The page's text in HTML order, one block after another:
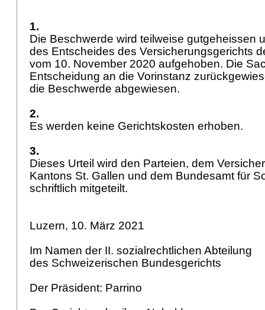
1.
Die Beschwerde wird teilweise gutgeheissen
des Entscheides des Versicherungsgerichts
vom 10. November 2020 aufgehoben. Die
Entscheidung an die Vorinstanz
die Beschwerde abgewiesen.
2.
Es werden keine Gerichtskosten erhoben.
3.
Dieses Urteil wird den Parteien, dem
Kantons St. Gallen und dem Bundesamt für
schriftlich mitgeteilt.
Luzern, 10. März 2021
Im Namen der II. sozialrechtlichen Abteilung
des Schweizerischen Bundesgerichts
Der Präsident: Parrino